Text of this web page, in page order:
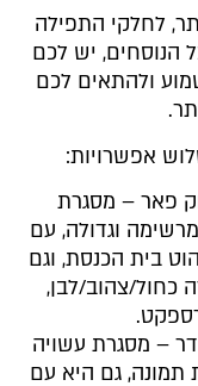
לחלקי התפילה
הנוסחים, יש לכם
ולהתאים לכם
אפשרויות:
פאר – מסגרת
וגדולה, עם
בית הכנסת, וגם
כחול/צהוב/לבן,
– מסגרת עשויה
תמונה, גם היא עם